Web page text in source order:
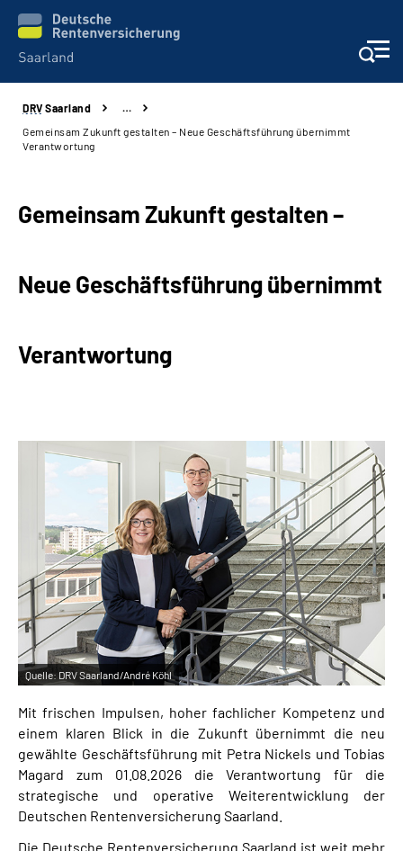
Aktuelles
Kontakt und Beratung
Über uns
Inhalte in Gebärdensprache (DGS)
Leichte Sprache
Suche
Mein Kundenportal
DRV Saarland
…
Gemeinsam Zukunft gestalten – Neue Geschäftsführung übernimmt
Verantwortung
Gemeinsam Zukunft gestalten –
Neue Geschäftsführung übernimmt
Verantwortung
Quelle:DRV Saarland/André Köhl
Mit frischen Impulsen, hoher fachlicher Kompetenz und
einem klaren Blick in die Zukunft übernimmt die neu
gewählte Geschäftsführung mit Petra Nickels und Tobias
Magard zum 01.08.2026 die Verantwortung für die
strategische und operative Weiterentwicklung der
Deutschen Rentenversicherung Saarland.
Die Deutsche Rentenversicherung Saarland ist weit mehr